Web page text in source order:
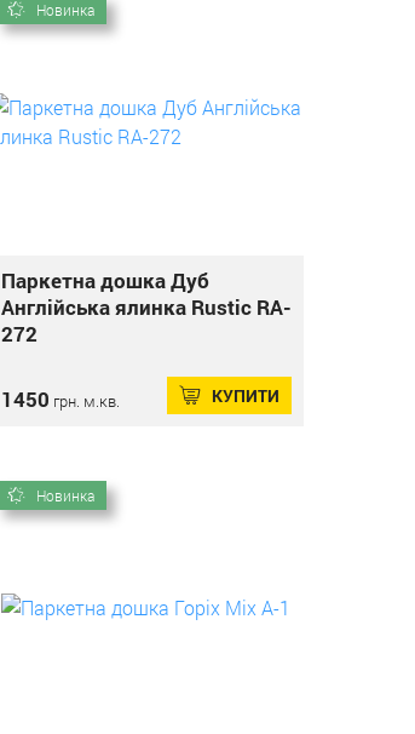
Новинка
Паркетна дошка Дуб
Англійська ялинка Rustic RA-
272
1450 грн. м.кв. КУПИТИ
Новинка